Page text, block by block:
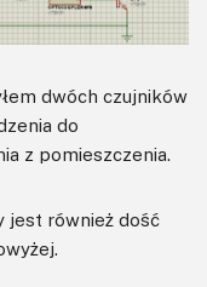
dwóch czujników
do
z pomieszczenia.
jest również dość